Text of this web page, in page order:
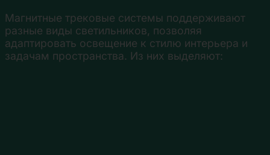
Магнитные трековые системы поддерживают
разные виды светильников, позволяя
адаптировать освещение к стилю интерьера и
задачам пространства. Из них выделяют: